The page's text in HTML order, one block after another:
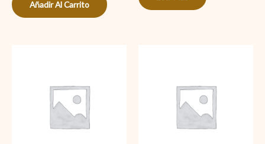
Añadir Al Carrito